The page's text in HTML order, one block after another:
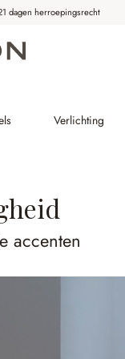
dagen herroepingsrecht
Verlichting
accenten